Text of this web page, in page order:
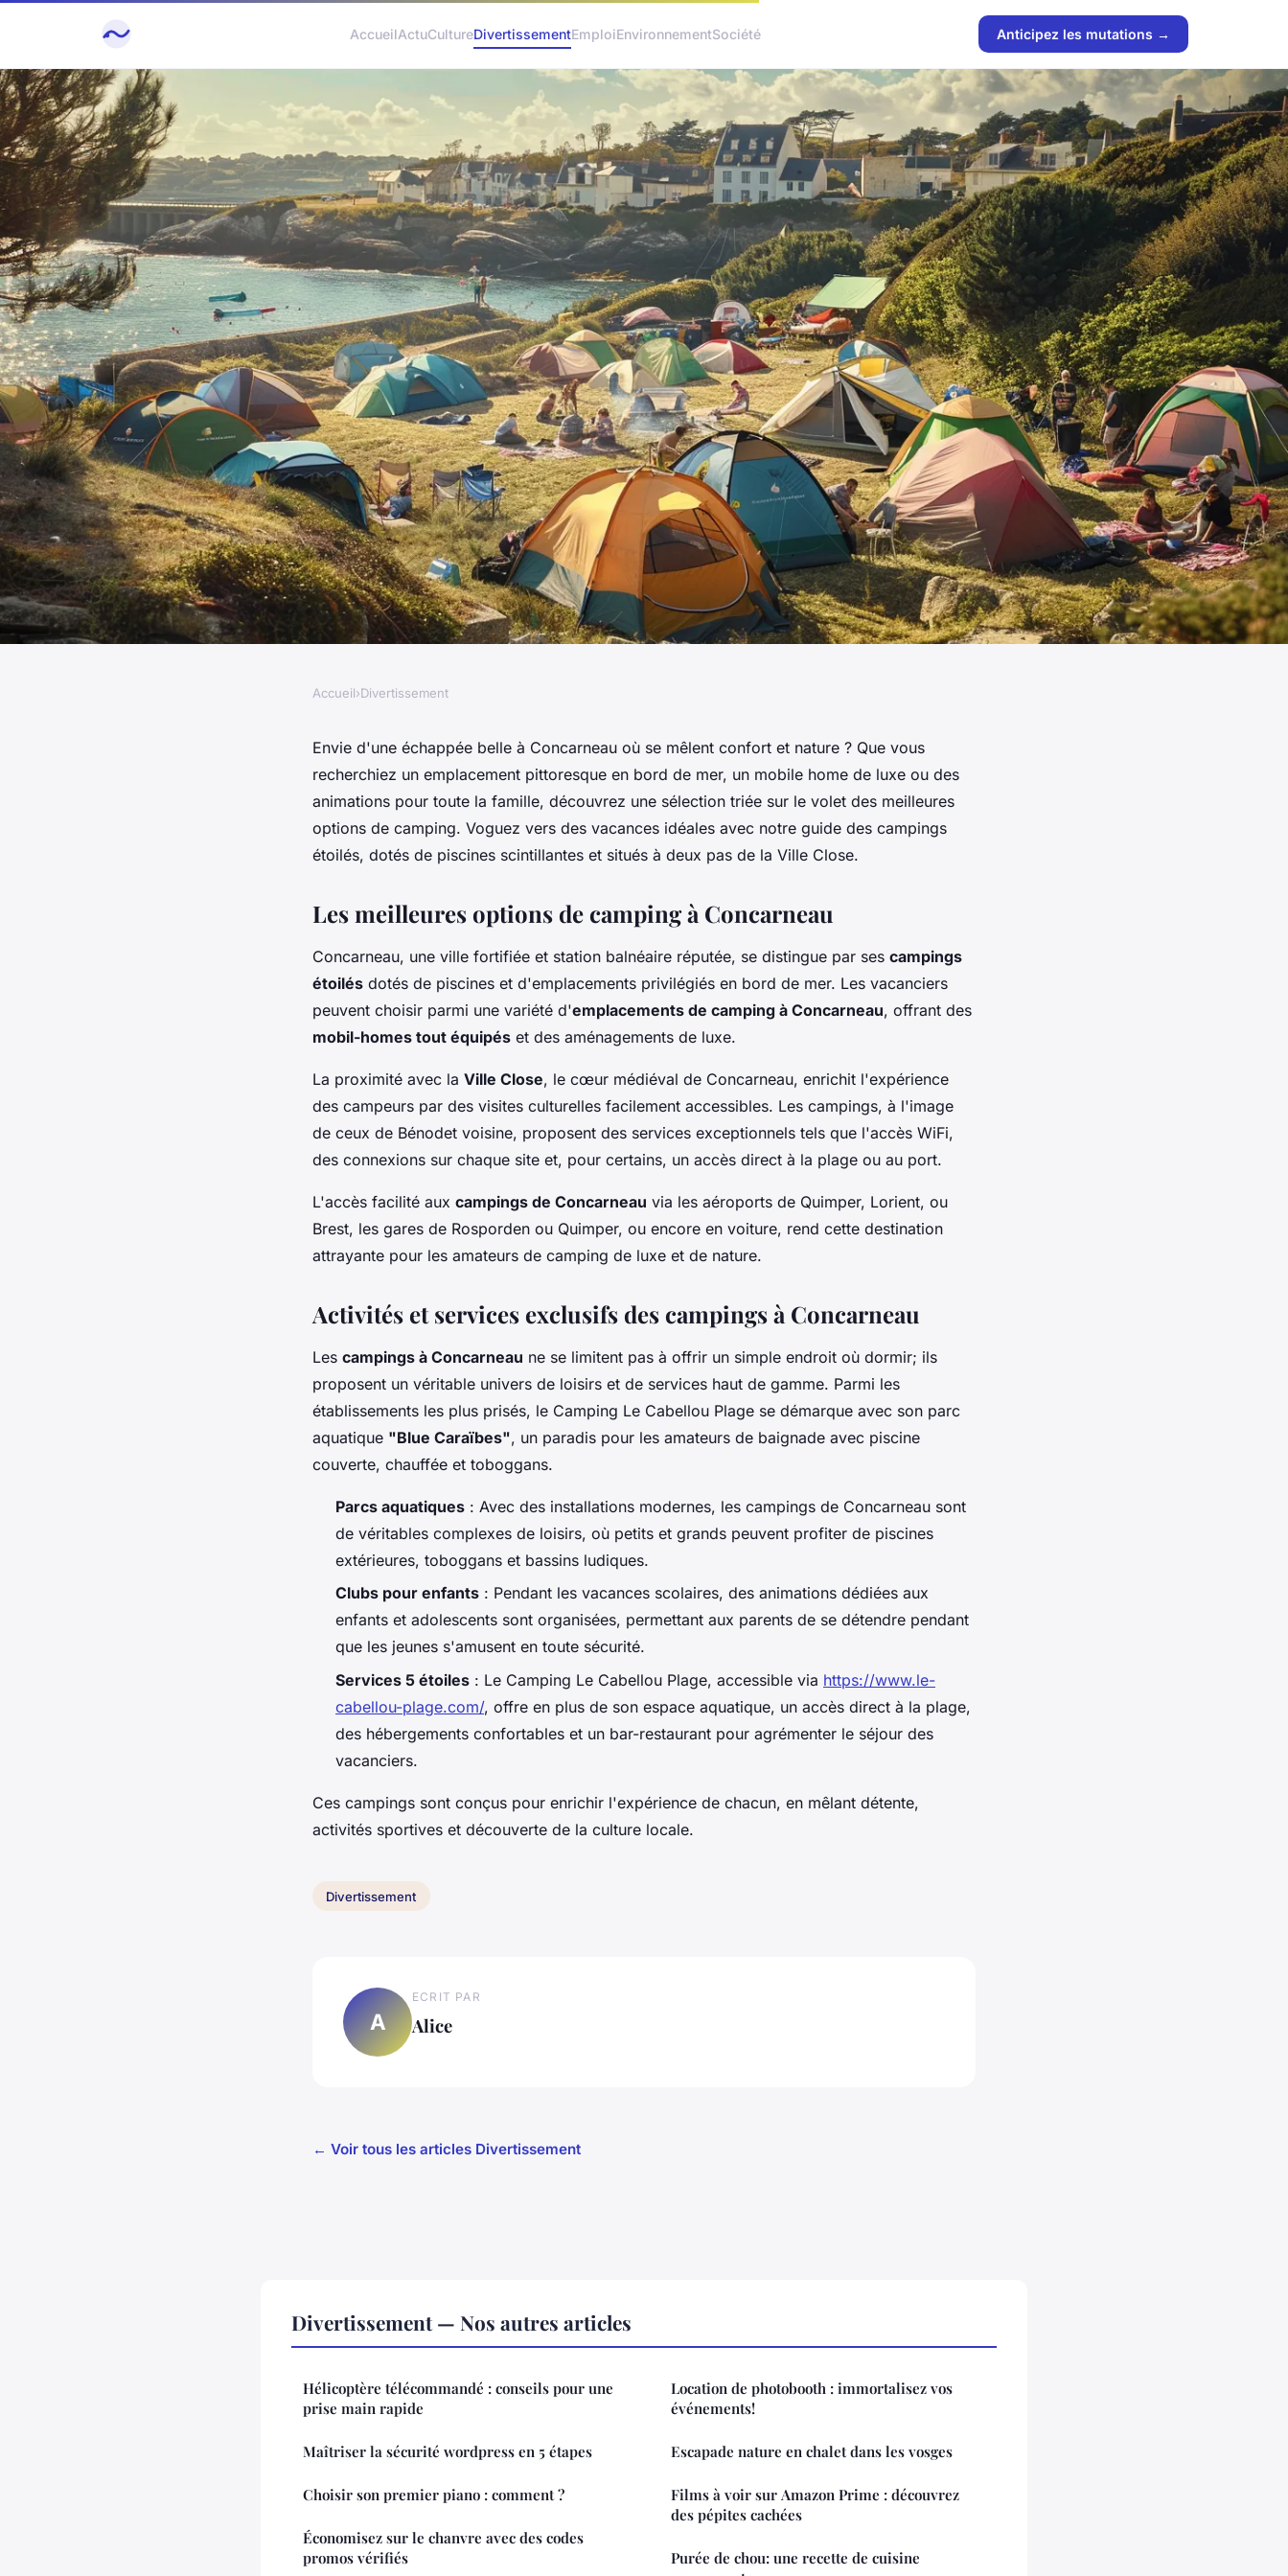
AccueilActuCultureDivertissementEmploiEnvironnementSociété Anticipez les mutations →
Découvrez le meilleur du camping à
Accueil›Divertissement
Envie d'une échappée belle à Concarneau où se mêlent confort et nature ? Que vous
recherchiez un emplacement pittoresque en bord de mer, un mobile home de luxe ou des
animations pour toute la famille, découvrez une sélection triée sur le volet des meilleures
options de camping. Voguez vers des vacances idéales avec notre guide des campings
étoilés, dotés de piscines scintillantes et situés à deux pas de la Ville Close.
Les meilleures options de camping à Concarneau
Concarneau, une ville fortifiée et station balnéaire réputée, se distingue par ses campings
étoilés dotés de piscines et d'emplacements privilégiés en bord de mer. Les vacanciers
peuvent choisir parmi une variété d'emplacements de camping à Concarneau, offrant des
mobil-homes tout équipés et des aménagements de luxe.
La proximité avec la Ville Close, le cœur médiéval de Concarneau, enrichit l'expérience
des campeurs par des visites culturelles facilement accessibles. Les campings, à l'image
de ceux de Bénodet voisine, proposent des services exceptionnels tels que l'accès WiFi,
des connexions sur chaque site et, pour certains, un accès direct à la plage ou au port.
L'accès facilité aux campings de Concarneau via les aéroports de Quimper, Lorient, ou
Brest, les gares de Rosporden ou Quimper, ou encore en voiture, rend cette destination
attrayante pour les amateurs de camping de luxe et de nature.
Activités et services exclusifs des campings à Concarneau
Les campings à Concarneau ne se limitent pas à offrir un simple endroit où dormir; ils
proposent un véritable univers de loisirs et de services haut de gamme. Parmi les
établissements les plus prisés, le Camping Le Cabellou Plage se démarque avec son parc
aquatique "Blue Caraïbes", un paradis pour les amateurs de baignade avec piscine
couverte, chauffée et toboggans.
Parcs aquatiques : Avec des installations modernes, les campings de Concarneau sont
de véritables complexes de loisirs, où petits et grands peuvent profiter de piscines
extérieures, toboggans et bassins ludiques.
Clubs pour enfants : Pendant les vacances scolaires, des animations dédiées aux
enfants et adolescents sont organisées, permettant aux parents de se détendre pendant
que les jeunes s'amusent en toute sécurité.
Services 5 étoiles : Le Camping Le Cabellou Plage, accessible via https://www.le-
cabellou-plage.com/, offre en plus de son espace aquatique, un accès direct à la plage,
des hébergements confortables et un bar-restaurant pour agrémenter le séjour des
vacanciers.
Ces campings sont conçus pour enrichir l'expérience de chacun, en mêlant détente,
activités sportives et découverte de la culture locale.
Divertissement
A
ECRIT PAR
Alice
← Voir tous les articles Divertissement
Divertissement — Nos autres articles
Hélicoptère télécommandé : conseils pour une
prise main rapide
Maîtriser la sécurité wordpress en 5 étapes
Choisir son premier piano : comment ?
Économisez sur le chanvre avec des codes
promos vérifiés
Location de photobooth : immortalisez vos
événements!
Escapade nature en chalet dans les vosges
Films à voir sur Amazon Prime : découvrez
des pépites cachées
Purée de chou: une recette de cuisine